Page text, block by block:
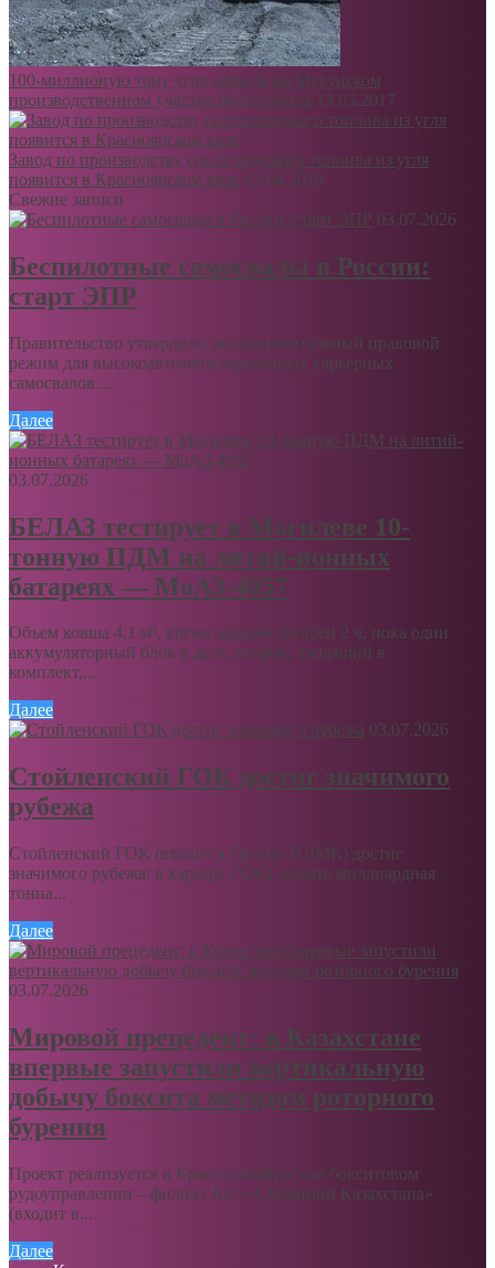
100-миллионую тону угля добыли на Мугунском
производственном участке Востсибугля 13.05.2017
Завод по производству синтетического топлива из угля
появится в Красноярском крае 02.04.2019
Свежие записи
03.07.2026
Беспилотные самосвалы в России:
старт ЭПР
Правительство утвердило экспериментальный правовой
режим для высокоавтоматизированных карьерных
самосвалов....
Далее
03.07.2026
БЕЛАЗ тестирует в Могилеве 10-
тонную ПДМ на литий-ионных
батареях — МоАЗ-4057
Объем ковша 4,1 м³, время зарядки батарей 2 ч, пока один
аккумуляторный блок в деле, второй, входящий в
комплект,...
Далее
03.07.2026
Стойленский ГОК достиг значимого
рубежа
Стойленский ГОК (входит в Группу НЛМК) достиг
значимого рубежа: в карьере ГОКа добыта миллиардная
тонна...
Далее
03.07.2026
Мировой прецедент: в Казахстане
впервые запустили вертикальную
добычу боксита методом роторного
бурения
Проект реализуется в Краснооктябрьском бокситовом
рудоуправлении – филиал АО «Алюминий Казахстана»
(входит в...
Далее